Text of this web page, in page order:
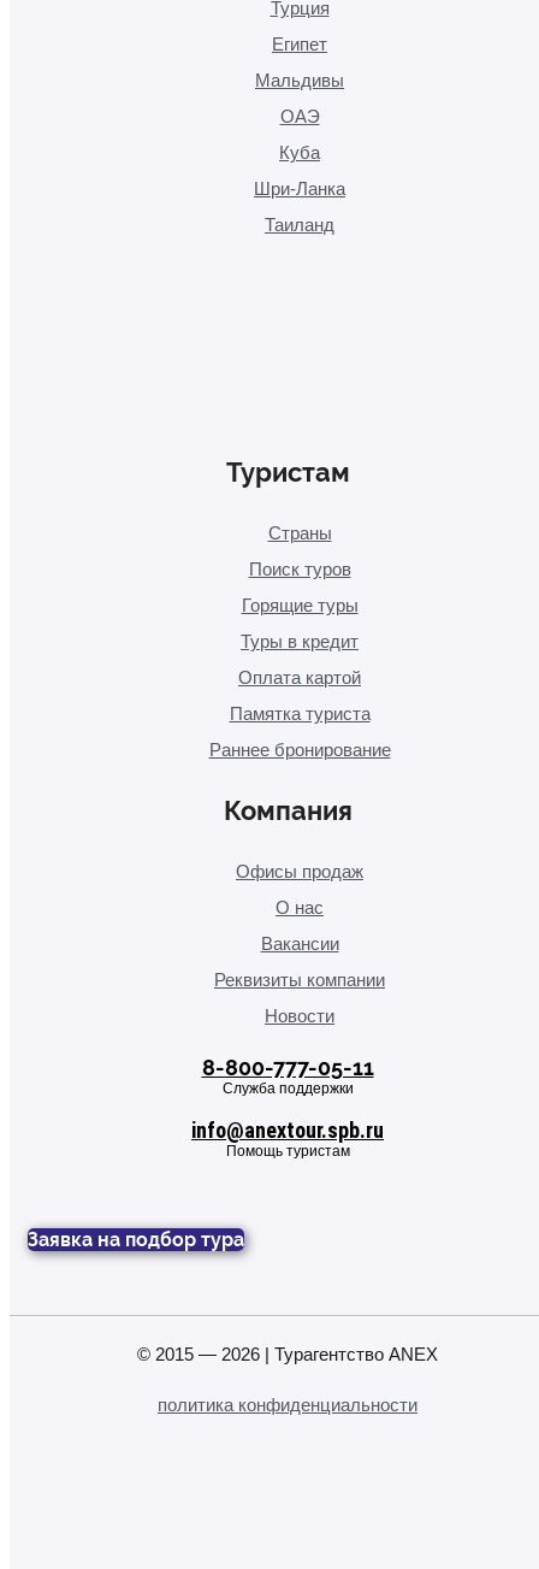
Турция
Египет
Мальдивы
ОАЭ
Куба
Шри-Ланка
Таиланд
Туристам
Страны
Поиск туров
Горящие туры
Туры в кредит
Оплата картой
Памятка туриста
Раннее бронирование
Компания
Офисы продаж
О нас
Вакансии
Реквизиты компании
Новости
8-800-777-05-11
Служба поддержки
info@anextour.spb.ru
Помощь туристам
Заявка на подбор тура
© 2015 — 2026 | Турагентство ANEX
политика конфиденциальности